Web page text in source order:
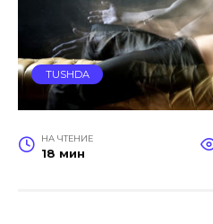
TUSHDA
НА ЧТЕНИЕ
18 мин